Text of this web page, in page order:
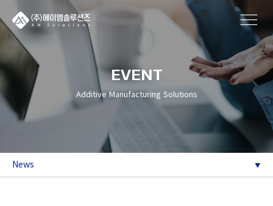
EVENT
Additive Manufacturing Solutions
News